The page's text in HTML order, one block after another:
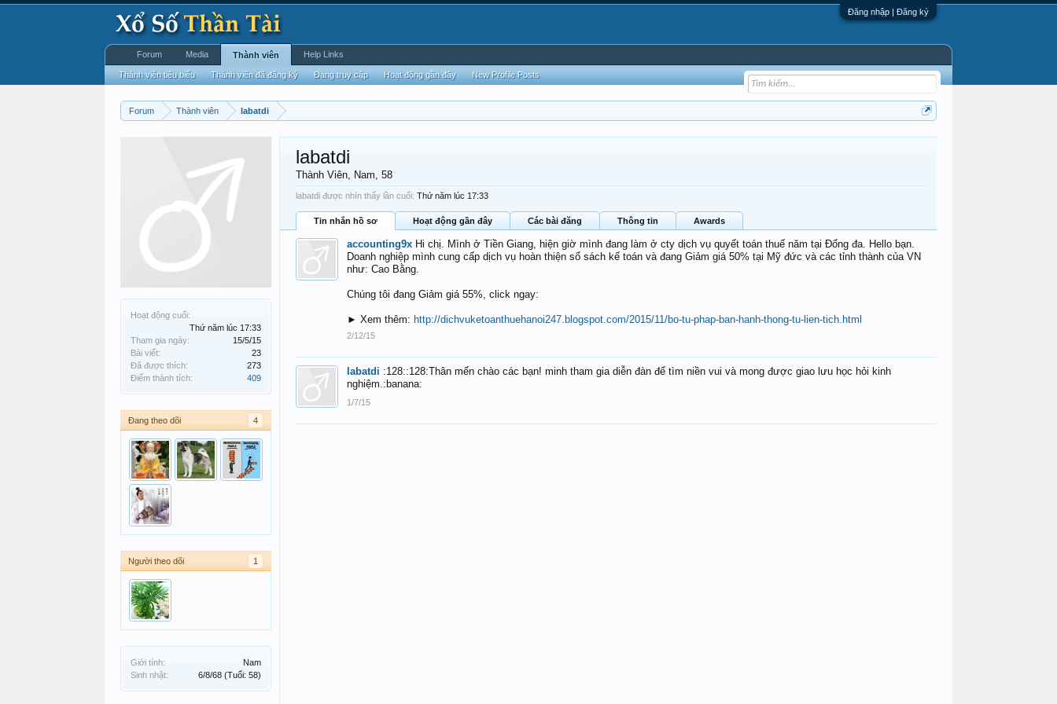
Đăng nhập | Đăng ký
Forum Thành viên labatdi
Hoạt động cuối:
Thứ năm lúc 17:33
Tham gia ngày:
15/5/15
Bài viết:
23
Đã được thích:
273
Điểm thành tích:
409
Đang theo dõi 4
Người theo dõi 1
Giới tính:
Nam
Sinh nhật:
6/8/68 (Tuổi: 58)
labatdi
Thành Viên, Nam, 58
labatdi được nhìn thấy lần cuối: Thứ năm lúc 17:33
Tin nhắn hồ sơ Hoạt động gần đây Các bài đăng Thông tin Awards
accounting9x Hi chị. Mình ở Tiền Giang, hiện giờ mình đang làm ở cty dịch vụ quyết toán thuế năm tại Đống đa. Hello bạn.
Doanh nghiệp mình cung cấp dịch vụ hoàn thiện sổ sách kế toán và đang Giảm giá 50% tại Mỹ đức và các tỉnh thành của VN
như: Cao Bằng.
Chúng tôi đang Giảm giá 55%, click ngay:
► Xem thêm: http://dichvuketoanthuehanoi247.blogspot.com/2015/11/bo-tu-phap-ban-hanh-thong-tu-lien-tich.html
2/12/15
labatdi :128::128:Thân mến chào các bạn! minh tham gia diễn đàn để tìm niền vui và mong được giao lưu học hỏi kinh
nghiệm.:banana:
1/7/15
Forum Media Thành viên
Thành viên tiêu biểu Thành viên đã đăng ký Đang truy cập Hoạt động gần đây New Profile Posts
Help Links